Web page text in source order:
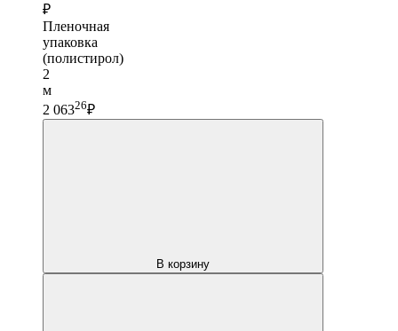
₽
Пленочная
упаковка
(полистирол)
2
м
2 06326₽
В корзину